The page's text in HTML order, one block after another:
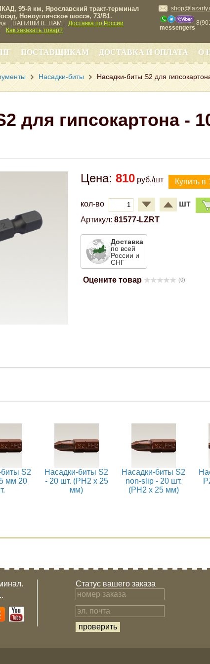
95-й км, Ярославский тракт-терминал
Новоугличское шоссе, 73/B1.
НАПИШИТЕ НАМ
Доставка по России
Как заказать товар? messengers
ПОСТАВЩИКАМ ДОСТАВКА И ОПЛАТА О
Насадки-биты Насадки-биты S2 для
для гипсокартона -
Цена:810 руб./шт
кол-во шт
Артикул: 81577-LZRT
Доставка
по всей
России и
СНГ
Оцените товар (0)
S2
мм 20
Насадки-биты S2
- 20 шт. (PH2 x 25
мм)
Насадки-биты S2
non-slip - 20 шт.
(PH2 x 25 мм)
Статус вашего заказа